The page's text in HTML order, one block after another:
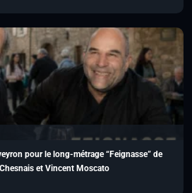
pour le long-métrage “Feignasse” de
et Vincent Moscato